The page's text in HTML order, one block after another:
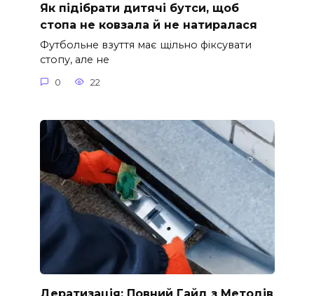
Як підібрати дитячі бутси, щоб
стопа не ковзала й не натиралася
Футбольне взуття має щільно фіксувати
стопу, але не
0 22
Дератизація: Повний Гайд з Методів